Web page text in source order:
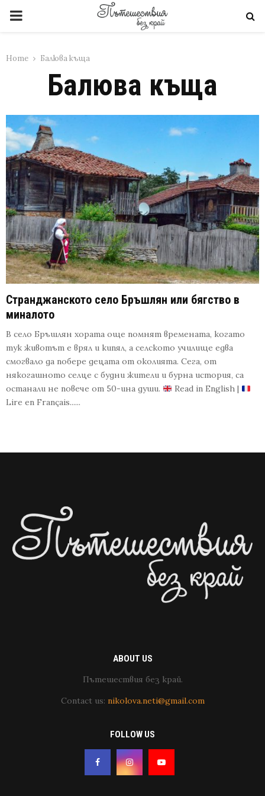
PRIMARY
Home Балюва къща
Балюва къща
Странджанското село Бръшлян или бягство в
миналото
В село Бръшлян хората още помнят времената, когато
тук животът е врял и кипял, а селското училище едва
смогвало да побере децата от околията. Сега, от
някогашното селце с будни жители и бурна история, са
останали не повече от 50-ина души.
Read in English |
Lire en Français......
ABOUT US
Пътешествия без край.
Contact us: nikolova.neti@gmail.com
FOLLOW US